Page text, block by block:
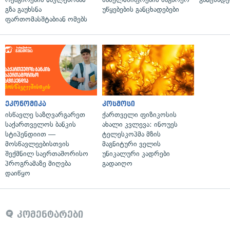
გზა გაუხსნა
ფართომასშტაბიან ომებს
უწყებების განცხადებები
ეკონომიკა
ისწავლე საზღვარგარეთ
საქართველოს ბანკის
სტიპენდიით —
მოსწავლეებისთვის
შექმნილ საერთაშორისო
პროგრამაზე მიღება
დაიწყო
კოსმოსი
ქართველი ფიზიკოსის
ახალი კვლევა: ინოუეს
ტელესკოპმა მზის
მაგნიტური ველის
უნიკალური კადრები
გადაიღო
კომენტარები